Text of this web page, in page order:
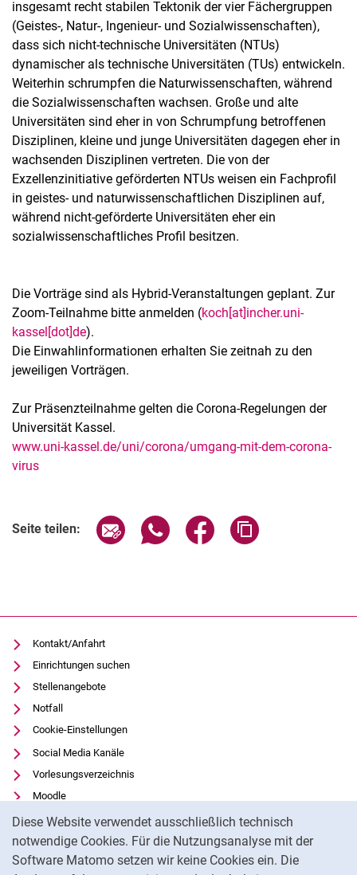
Diese Website verwendet ausschließlich technisch
notwendige Cookies. Für die Nutzungsanalyse mit der
Software Matomo setzen wir keine Cookies ein. Die
insgesamt recht stabilen Tektonik der vier Fächergruppen
(Geistes-, Natur-, Ingenieur- und Sozialwissenschaften),
dass sich nicht-technische Universitäten (NTUs)
dynamischer als technische Universitäten (TUs) entwickeln.
Weiterhin schrumpfen die Naturwissenschaften, während
die Sozialwissenschaften wachsen. Große und alte
Universitäten sind eher in von Schrumpfung betroffenen
Disziplinen, kleine und junge Universitäten dagegen eher in
wachsenden Disziplinen vertreten. Die von der
Exzellenzinitiative geförderten NTUs weisen ein Fachprofil
in geistes- und naturwissenschaftlichen Disziplinen auf,
während nicht-geförderte Universitäten eher ein
sozialwissenschaftliches Profil besitzen.
Die Vorträge sind als Hybrid-Veranstaltungen geplant. Zur
Zoom-Teilnahme bitte anmelden (koch[at]incher.uni-
kassel[dot]de).
Die Einwahlinformationen erhalten Sie zeitnah zu den
jeweiligen Vorträgen.
Zur Präsenzteilnahme gelten die Corona-Regelungen der
Universität Kassel.
www.uni-kassel.de/uni/corona/umgang-mit-dem-corona-
virus
Seite teilen: Seite über E-Mail teilen
Seite über WhatsApp teilen
Seite über Facebook
Kontakt/Anfahrt
Einrichtungen suchen
Stellenangebote
Notfall
Cookie-Einstellungen
Social Media Kanäle
Vorlesungsverzeichnis
Moodle
Panopto
Universitätsbibliothek
Datenschutz